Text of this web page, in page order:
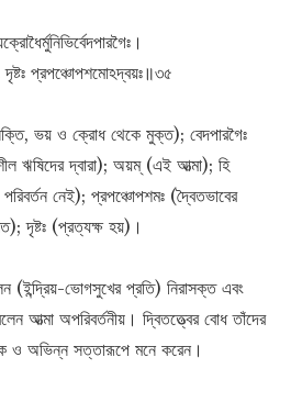
দৃষ্টঃ প্রপঞ্চোপশমোঽদ্বয়ঃ॥৩৫
ভয় ও ক্রোধ থেকে মুক্ত); বেদপারগৈঃ
ঋষিদের দ্বারা); অয়ম্ (এই আত্মা); হি
পরিবর্তন নেই); প্রপঞ্চোপশমঃ (দ্বৈতভাবের
দৃষ্টঃ (প্রত্যক্ষ হয়)।
(ইন্দ্রিয়-ভোগসুখের প্রতি) নিরাসক্ত এবং
আত্মা অপরিবর্তনীয়। দ্বিতত্ত্বের বোধ তাঁদের
ও অভিন্ন সত্তারূপে মনে করেন।